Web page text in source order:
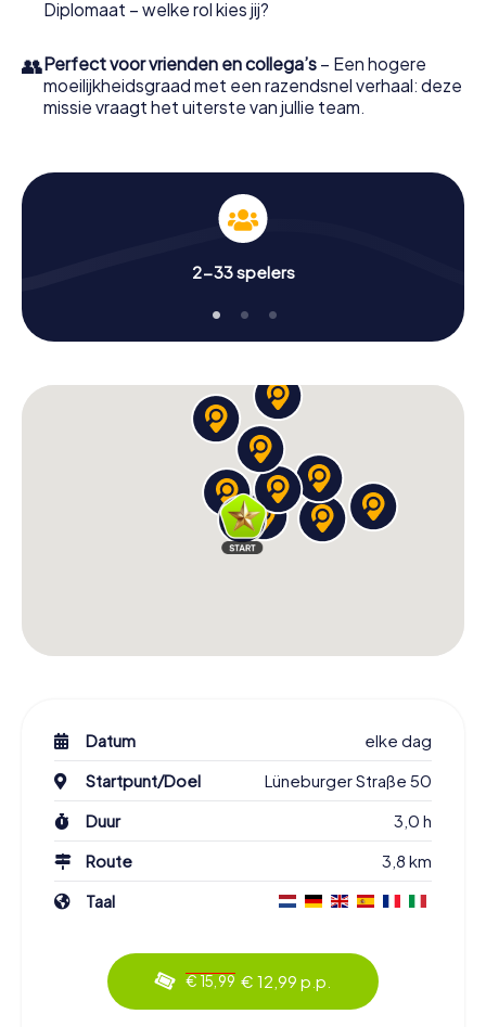
Diplomaat – welke rol kies jij?
👥Perfect voor vrienden en collega’s – Een hogere
moeilijkheidsgraad met een razendsnel verhaal: deze
missie vraagt het uiterste van jullie team.
2-33 spelers
Datum
elke dag
Startpunt/Doel
Lüneburger Straße 50
Duur
3,0 h
Route
3,8 km
Taal
€ 15,99 € 12,99 p.p.